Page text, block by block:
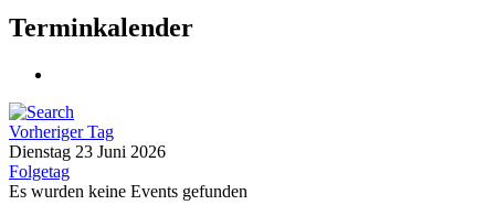
Terminkalender
Vorheriger Tag
Dienstag 23 Juni 2026
Folgetag
Es wurden keine Events gefunden